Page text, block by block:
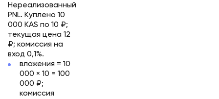
Нереализованный
PNL. Куплено 10
000 KAS по 10 ₽;
текущая цена 12
₽; комиссия на
вход 0,1%.
вложения = 10
000 × 10 = 100
000 ₽;
комиссия